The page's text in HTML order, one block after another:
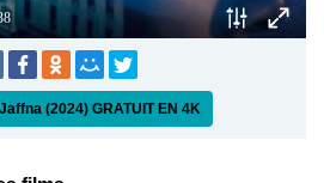
(2024) GRATUIT EN 4K